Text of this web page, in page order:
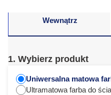
Wewnątrz
1. Wybierz produkt
Uniwersalna matowa
Ultramatowa farba do